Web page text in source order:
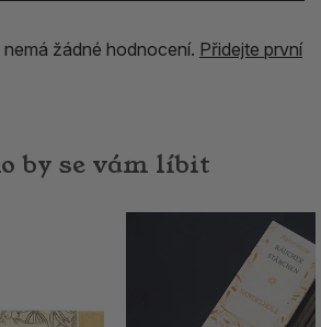
žádné hodnocení. Přidejte první
by se vám líbit